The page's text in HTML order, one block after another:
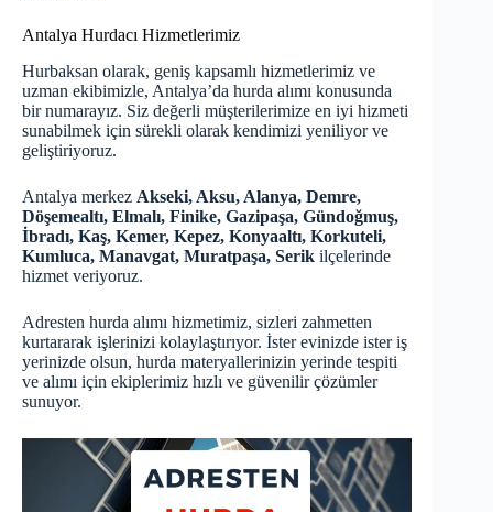
Antalya Hurdacı Hizmetlerimiz
Hurbaksan olarak, geniş kapsamlı hizmetlerimiz ve
uzman ekibimizle, Antalya’da hurda alımı konusunda
bir numarayız. Siz değerli müşterilerimize en iyi hizmeti
sunabilmek için sürekli olarak kendimizi yeniliyor ve
geliştiriyoruz.
Antalya merkez Akseki, Aksu, Alanya, Demre,
Döşemealtı, Elmalı, Finike, Gazipaşa, Gündoğmuş,
İbradı, Kaş, Kemer, Kepez, Konyaaltı, Korkuteli,
Kumluca, Manavgat, Muratpaşa, Serik ilçelerinde
hizmet veriyoruz.
Adresten hurda alımı hizmetimiz, sizleri zahmetten
kurtararak işlerinizi kolaylaştırıyor. İster evinizde ister iş
yerinizde olsun, hurda materyallerinizin yerinde tespiti
ve alımı için ekiplerimiz hızlı ve güvenilir çözümler
sunuyor.